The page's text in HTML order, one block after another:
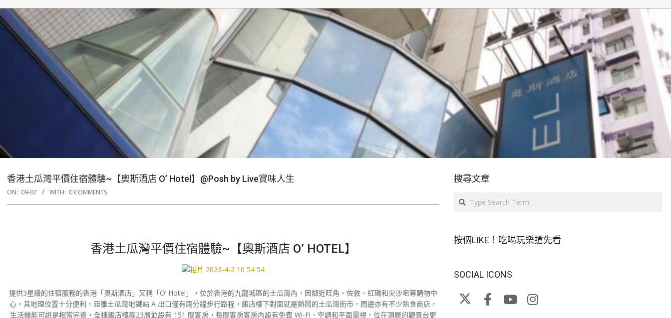
香港土瓜灣平價住宿體驗~【奧斯酒店 O’ Hotel】@Posh by Live賞味人生
ON: 09-07 WITH: 0 COMMENTS
香港土瓜灣平價住宿體驗~【奧斯酒店 O’ HOTEL】
提供3星級的住宿服務的香港「奧斯酒店」又稱「O’ Hotel」，位於香港的九龍城區的土瓜灣內，因鄰近旺角、佐敦、紅磡和尖沙咀等購物中
心，其地理位置十分便利，距離土瓜灣地鐵站 A 出口僅有兩分鐘步行路程，飯店樓下對面就是熱鬧的土瓜灣街市，周邊亦有不少熟食商店，
生活機能可說是相當完善，全棟飯店樓高23層並設有 151 間客房，每間客房客房內設有免費 Wi-Fi、空調和平面電視，位在頂層的觀景台更
搜尋文章
Search
按個LIKE！吃喝玩樂搶先看
SOCIAL ICONS